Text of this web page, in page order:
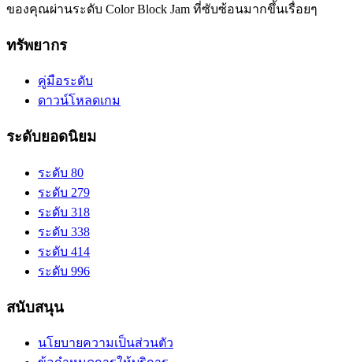
ของคุณผ่านระดับ Color Block Jam ที่ซับซ้อนมากขึ้นเรื่อยๆ
ทรัพยากร
คู่มือระดับ
ดาวน์โหลดเกม
ระดับยอดนิยม
ระดับ 80
ระดับ 279
ระดับ 318
ระดับ 338
ระดับ 414
ระดับ 996
สนับสนุน
นโยบายความเป็นส่วนตัว